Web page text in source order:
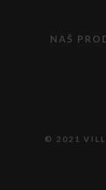
NAŠ
© 2021